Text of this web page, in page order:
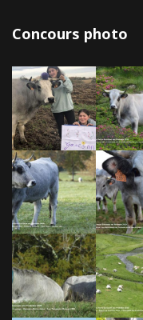
Concours photo